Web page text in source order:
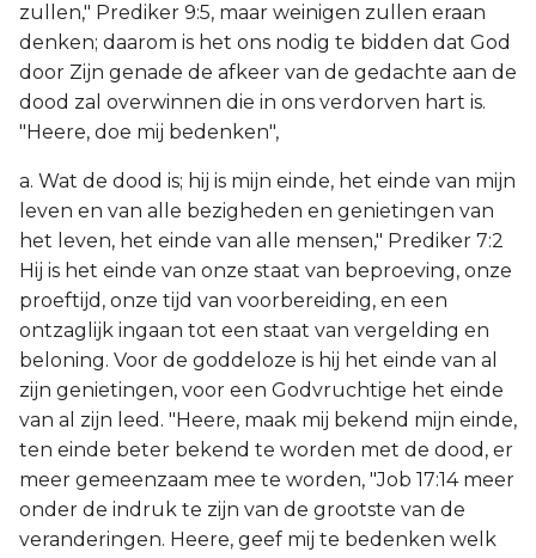
zullen," Prediker 9:5, maar weinigen zullen eraan
denken; daarom is het ons nodig te bidden dat God
door Zijn genade de afkeer van de gedachte aan de
dood zal overwinnen die in ons verdorven hart is.
"Heere, doe mij bedenken",
a. Wat de dood is; hij is mijn einde, het einde van mijn
leven en van alle bezigheden en genietingen van
het leven, het einde van alle mensen," Prediker 7:2
Hij is het einde van onze staat van beproeving, onze
proeftijd, onze tijd van voorbereiding, en een
ontzaglijk ingaan tot een staat van vergelding en
beloning. Voor de goddeloze is hij het einde van al
zijn genietingen, voor een Godvruchtige het einde
van al zijn leed. "Heere, maak mij bekend mijn einde,
ten einde beter bekend te worden met de dood, er
meer gemeenzaam mee te worden, "Job 17:14 meer
onder de indruk te zijn van de grootste van de
veranderingen. Heere, geef mij te bedenken welk